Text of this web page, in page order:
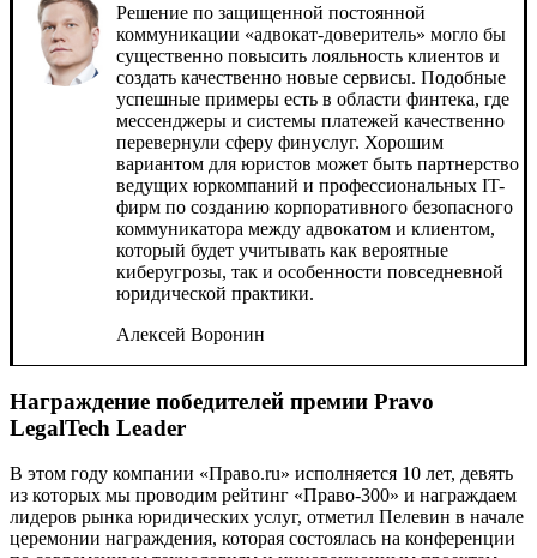
Решение по защищенной постоянной
коммуникации «адвокат-доверитель» могло бы
существенно повысить лояльность клиентов и
создать качественно новые сервисы. Подобные
успешные примеры есть в области финтека, где
мессенджеры и системы платежей качественно
перевернули сферу финуслуг. Хорошим
вариантом для юристов может быть партнерство
ведущих юркомпаний и профессиональных IT-
фирм по созданию корпоративного безопасного
коммуникатора между адвокатом и клиентом,
который будет учитывать как вероятные
киберугрозы, так и особенности повседневной
юридической практики.
Алексей Воронин
Награждение победителей премии Pravo
LegalTech Leader
В этом году компании «Право.ru» исполняется 10 лет, девять
из которых мы проводим рейтинг «Право-300» и награждаем
лидеров рынка юридических услуг, отметил Пелевин в начале
церемонии награждения, которая состоялась на конференции